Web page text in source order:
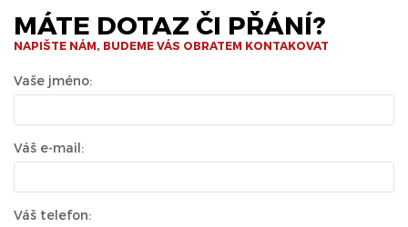
MÁTE DOTAZ ČI PŘÁNÍ?
NAPIŠTE NÁM, BUDEME VÁS OBRATEM KONTAKOVAT
Vaše jméno:
Váš e-mail:
Váš telefon: